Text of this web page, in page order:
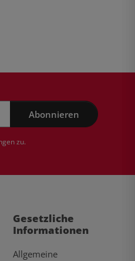
Abonnieren
zu.
Gesetzliche
Informationen
Allgemeine